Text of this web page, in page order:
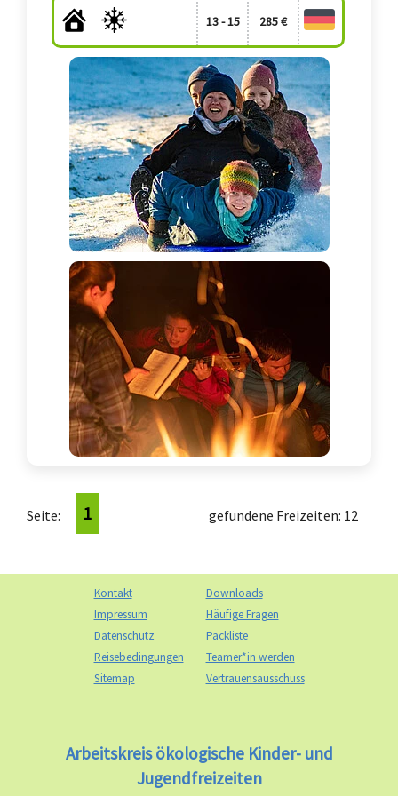
13 - 15 285 €
gefundene Freizeiten: 12
Seite: 1
Kontakt
Impressum
Datenschutz
Reisebedingungen
Sitemap
Downloads
Häufige Fragen
Packliste
Teamer*in werden
Vertrauensausschuss
Arbeitskreis ökologische Kinder- und
Jugendfreizeiten